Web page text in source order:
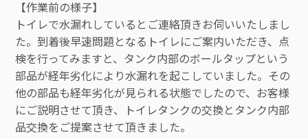
【作業前の様子】
トイレで水漏れしているとご連絡頂きお伺いいたしまし
た。到着後早速問題となるトイレにご案内いただき、点
検を行ってみますと、タンク内部のボールタップという
部品が経年劣化により水漏れを起こしていました。その
他の部品も経年劣化が見られる状態でしたので、お客様
にご説明させて頂き、トイレタンクの交換とタンク内部
品交換をご提案させて頂きました。